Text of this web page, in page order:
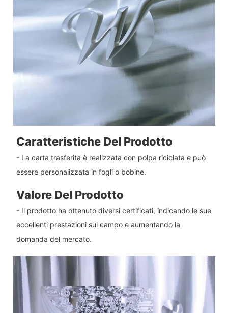
Caratteristiche Del Prodotto
- La carta trasferita è realizzata con polpa riciclata e può
essere personalizzata in fogli o bobine.
Valore Del Prodotto
- Il prodotto ha ottenuto diversi certificati, indicando le sue
eccellenti prestazioni sul campo e aumentando la
domanda del mercato.